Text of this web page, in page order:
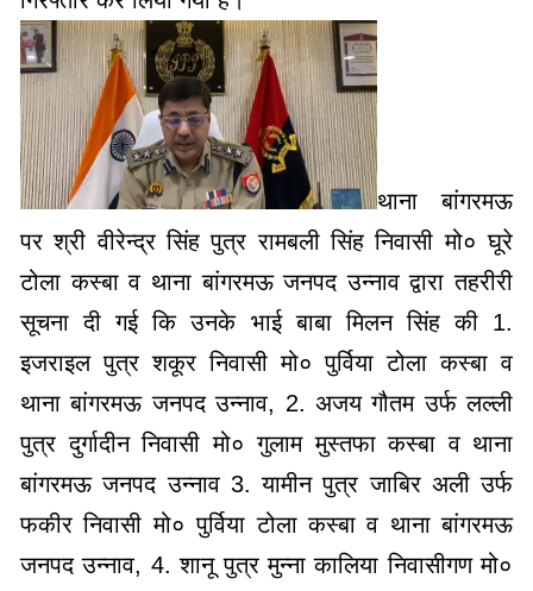
थाना बांगरमऊ
पर श्री वीरेन्द्र सिंह पुत्र रामबली सिंह निवासी मो० घूरे
टोला कस्बा व थाना बांगरमऊ जनपद उन्नाव द्वारा तहरीरी
सूचना दी गई कि उनके भाई बाबा मिलन सिंह की 1.
इजराइल पुत्र शकूर निवासी मो० पुर्विया टोला कस्बा व
थाना बांगरमऊ जनपद उन्नाव, 2. अजय गौतम उर्फ लल्ली
पुत्र दुर्गादीन निवासी मो० गुलाम मुस्तफा कस्बा व थाना
बांगरमऊ जनपद उन्नाव 3. यामीन पुत्र जाबिर अली उर्फ
फकीर निवासी मो० पुर्विया टोला कस्बा व थाना बांगरमऊ
जनपद उन्नाव, 4. शानू पुत्र मुन्ना कालिया निवासीगण मो०